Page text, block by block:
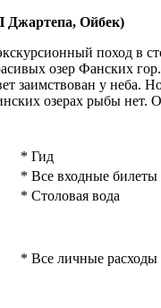
Ойбек)
поход в
озер Фанских
заимствован у
озерах рыбы нет.
* Гид
* Все входные билеты
* Столовая вода
* Все личные расходы